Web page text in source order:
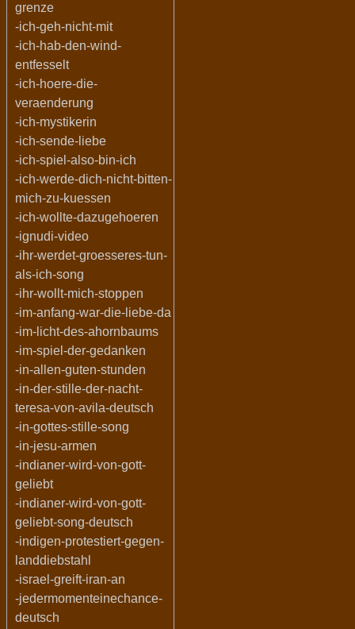
grenze
-ich-geh-nicht-mit
-ich-hab-den-wind-
entfesselt
-ich-hoere-die-
veraenderung
-ich-mystikerin
-ich-sende-liebe
-ich-spiel-also-bin-ich
-ich-werde-dich-nicht-bitten-
mich-zu-kuessen
-ich-wollte-dazugehoeren
-ignudi-video
-ihr-werdet-groesseres-tun-
als-ich-song
-ihr-wollt-mich-stoppen
-im-anfang-war-die-liebe-da
-im-licht-des-ahornbaums
-im-spiel-der-gedanken
-in-allen-guten-stunden
-in-der-stille-der-nacht-
teresa-von-avila-deutsch
-in-gottes-stille-song
-in-jesu-armen
-indianer-wird-von-gott-
geliebt
-indianer-wird-von-gott-
geliebt-song-deutsch
-indigen-protestiert-gegen-
landdiebstahl
-israel-greift-iran-an
-jedermomenteinechance-
deutsch